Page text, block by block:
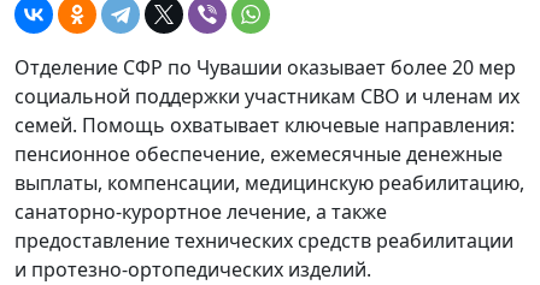
Отделение СФР по Чувашии оказывает более 20 мер
социальной поддержки участникам СВО и членам их
семей. Помощь охватывает ключевые направления:
пенсионное обеспечение, ежемесячные денежные
выплаты, компенсации, медицинскую реабилитацию,
санаторно-курортное лечение, а также
предоставление технических средств реабилитации
и протезно-ортопедических изделий.